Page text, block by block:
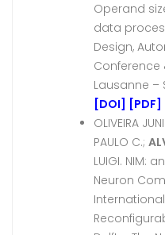
Operand
data
Design,
Conference
Lausanne –
[DOI] [PDF]
OLIVEIRA
PAULO C.;
LUIGI. NIM:
Neuron